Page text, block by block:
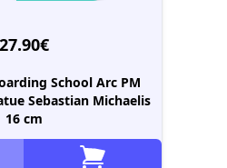
27.90€
School Arc PM
Sebastian Michaelis
16 cm